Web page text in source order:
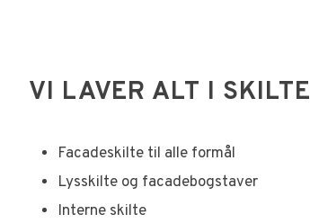
VI LAVER ALT I SKILTE
Facadeskilte til alle formål
Lysskilte og facadebogstaver
Interne skilte